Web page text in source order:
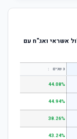
אשראי ואג"ח עם
3 שנים ↕
44.08%
44.94%
38.26%
43.24%